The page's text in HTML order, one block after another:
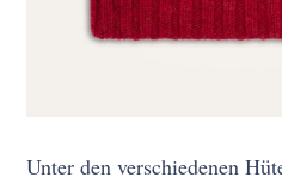
Unter den verschiedenen